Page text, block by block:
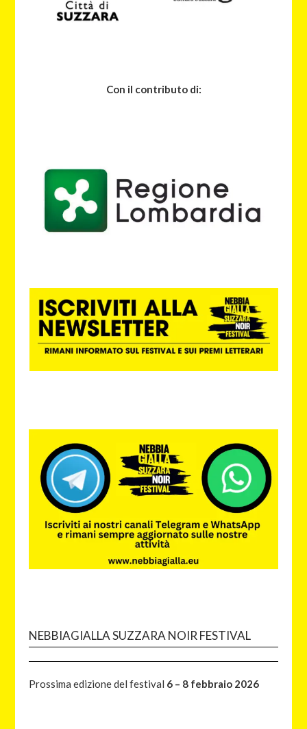
Con il contributo di:
NEBBIAGIALLA SUZZARA NOIR FESTIVAL
Prossima edizione del festival 6 – 8 febbraio 2026